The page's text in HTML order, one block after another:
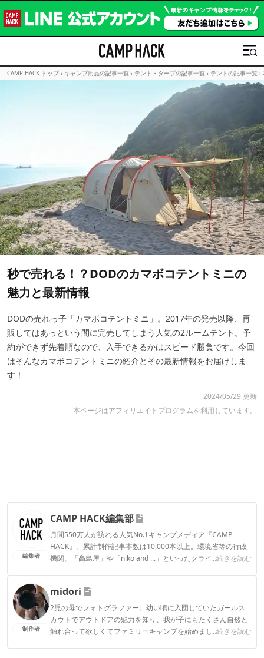
CAMP HACK トップ › キャンプ用品の記事一覧 › テント・タープの記事一覧 › テントの記事一覧 ›
秒で売れる！？DODのカマボコテントミニの
魅力と最新情報
DODの売れっ子「カマボコテントミニ」。2017年の発売以降、再
販してはあっという間に完売してしまう人気の2ルームテント。予
約ができず先着順なので、入手できるかはスピード勝負です。今回
はそんなカマボコテントミニの紹介とその最新情報をお届けしま
す！
2024/05/29 更新
本ページはアフィリエイトプログラムを利用しています。
編集者
CAMP HACK編集部
月間550万人が訪れる人気No.1キャンプメディア『CAMP
HACK』。累計制作記事本数は10,000本以上。環境省等の行政
機関、「髙島屋」や「niko and ...」といったクライアントとの
...続きを読む
CAMP HACK編集部のプロフィール
制作者
midori
2児の母でフォトグラファー。幼い頃に入団していたガールス
カウトでアウトドアの魅力を知り、我が子にもたくさん自然と
触れ合って欲しくてファミリーキャンプを始めました。フォト
...続きを読む